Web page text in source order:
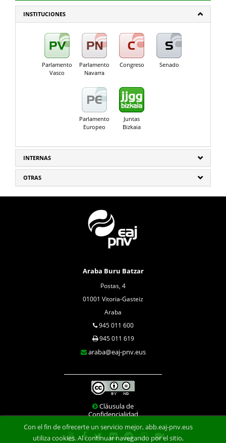
INSTITUCIONES
Parlamento
Vasco
Parlamento
Navarra
Congreso Senado
Parlamento
Europeo
Juntas
Bizkaia
INTERNAS
OTRAS
Araba Buru Batzar
Postas, 4
01001 Vitoria-Gasteiz
Araba
945 011 600
945 011 619
araba@eaj-pnv.eus
Cláusula de
Confidencialidad
Con el fin de ofrecerte un servicio mejor, abb.eaj-pnv.eus
utiliza cookies. Al continuar navegando por el sitio,